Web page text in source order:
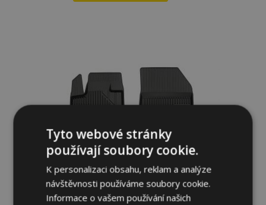
Tyto webové stránky
používají soubory cookie.
K personalizaci obsahu, reklam a analýze
návštěvnosti používáme soubory cookie.
Informace o vašem používání našich